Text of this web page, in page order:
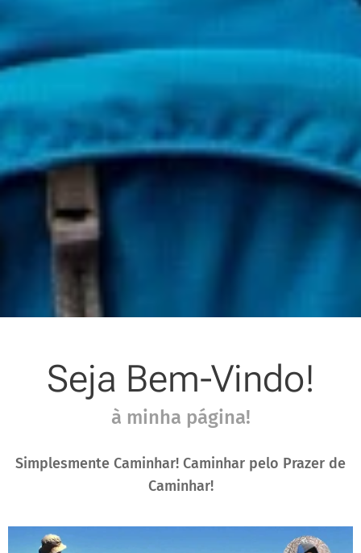
Seja Bem-Vindo!
à minha página!
Simplesmente Caminhar! Caminhar pelo Prazer de
Caminhar!